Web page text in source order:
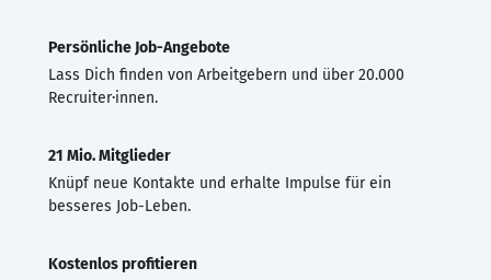
Persönliche Job-Angebote
Lass Dich finden von Arbeitgebern und über 20.000
Recruiter·innen.
21 Mio. Mitglieder
Knüpf neue Kontakte und erhalte Impulse für ein
besseres Job-Leben.
Kostenlos profitieren